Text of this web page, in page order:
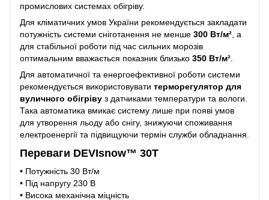
промислових системах обігріву.
Для кліматичних умов України рекомендується закладати
потужність системи сніготанення не менше 300 Вт/м² , а
для стабільної роботи під час сильних морозів
оптимальним вважається показник близько 350 Вт/м²
Для автоматичної та енергоефективної роботи системи
рекомендується використовувати терморегулятор для
вуличного обігріву з датчиками температури та вологи.
Така автоматика вмикає систему лише при появі умов
для утворення льоду або снігу, знижуючи споживання
електроенергії та підвищуючи термін служби обладнання.
Переваги DEVIsnow™ 30T
• Потужність 30 Вт/м
• Під напругу 230 В
• Висока механічна міцність